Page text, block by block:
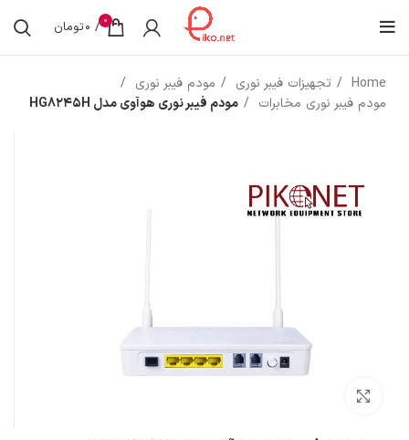
0
/
0تومان
Home تجهیزات فیبر نوری
مودم فیبر نوری
مودم فیبر نوری مخابرات
مودم فیبر نوری هوآوی مدل HG8245H